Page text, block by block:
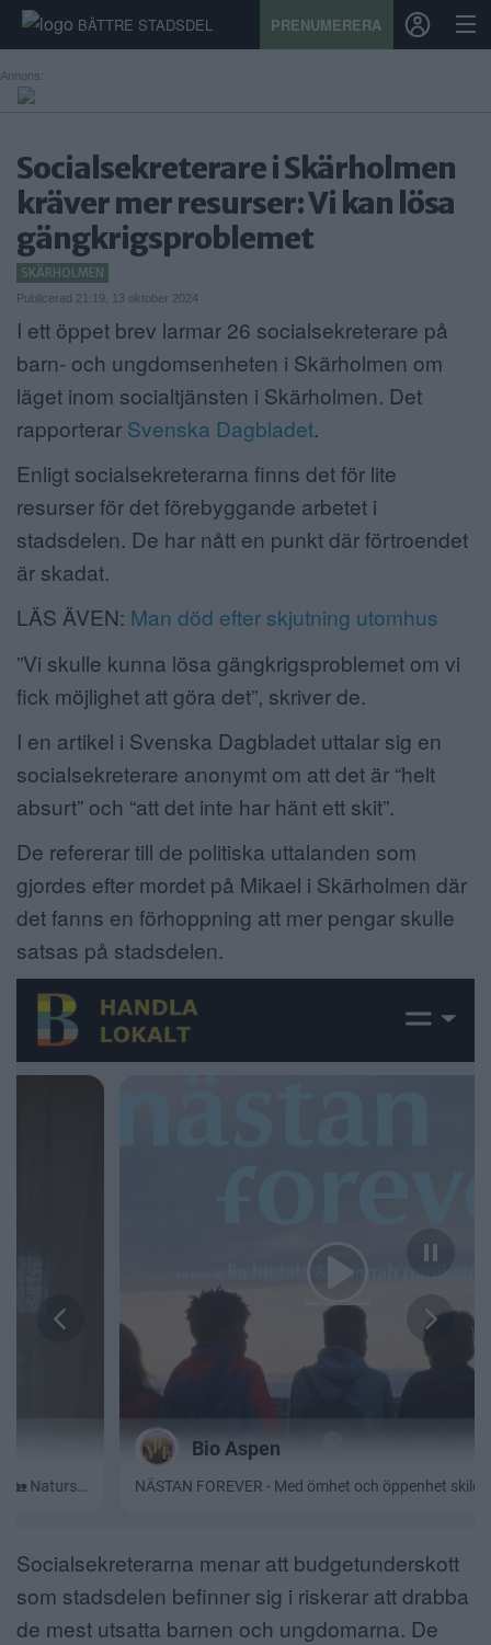
BÄTTRE STADSDEL PRENUMERERA
STADSDEL
PRENUMERATION
SPORT
ÅSIKTER
KALENDER
KONTAKT
SAMARBETEN
ANNONSERA
NÄRINGSLIV
MER
Annons:
Socialsekreterare i Skärholmen
kräver mer resurser: Vi kan lösa
gängkrigsproblemet
SKÄRHOLMEN
Publicerad 21:19, 13 oktober 2024
I ett öppet brev larmar 26 socialsekreterare på
barn- och ungdomsenheten i Skärholmen om
läget inom socialtjänsten i Skärholmen. Det
rapporterar Svenska Dagbladet.
Enligt socialsekreterarna finns det för lite
resurser för det förebyggande arbetet i
stadsdelen. De har nått en punkt där förtroendet
är skadat.
LÄS ÄVEN: Man död efter skjutning utomhus
”Vi skulle kunna lösa gängkrigsproblemet om vi
fick möjlighet att göra det”, skriver de.
I en artikel i Svenska Dagbladet uttalar sig en
socialsekreterare anonymt om att det är “helt
absurt” och “att det inte har hänt ett skit”.
De refererar till de politiska uttalanden som
gjordes efter mordet på Mikael i Skärholmen där
det fanns en förhoppning att mer pengar skulle
satsas på stadsdelen.
Socialsekreterarna menar att budgetunderskott
som stadsdelen befinner sig i riskerar att drabba
de mest utsatta barnen och ungdomarna. De